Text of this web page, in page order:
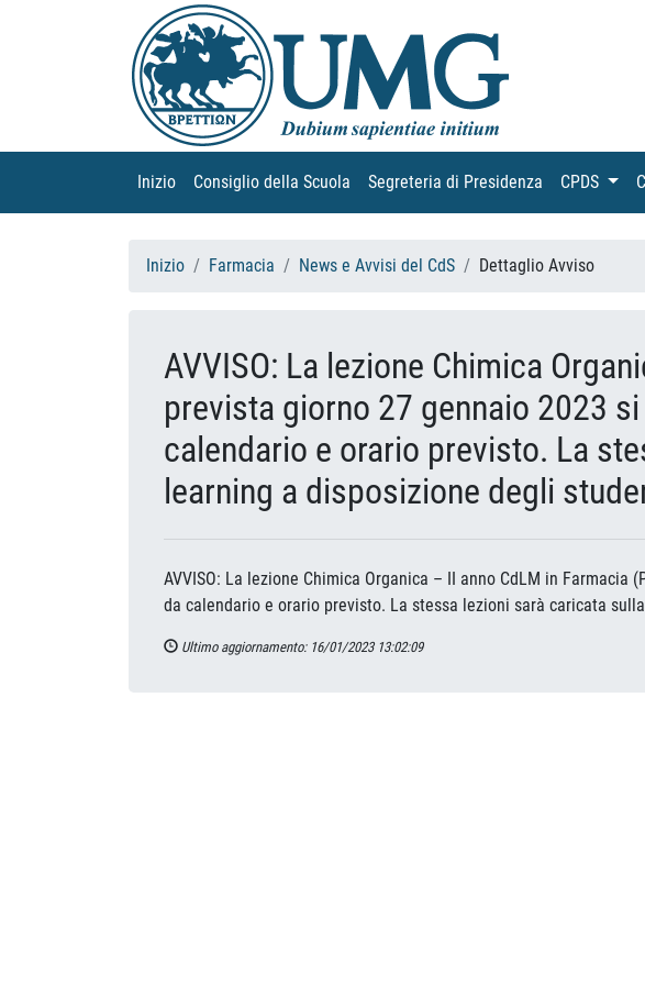
Inizio (current)
Consiglio della Scuola (current)
Segreteria di Presidenza (current)
CPDS
Inizio Farmacia News e Avvisi del CdS Dettaglio Avviso
AVVISO: La lezione Chimica
prevista giorno 27 gennaio 2023
calendario e orario previsto. La
learning a disposizione degli
AVVISO: La lezione Chimica Organica – II anno CdLM in Farmacia
da calendario e orario previsto. La stessa lezioni sarà caricata
Ultimo aggiornamento: 16/01/2023 13:02:09